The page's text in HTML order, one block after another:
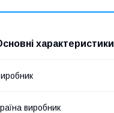
характеристики
виробник